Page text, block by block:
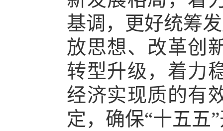
基调，更好统筹
放思想、改革创
转型升级，着力
经济实现质的有
定，确保“十五五